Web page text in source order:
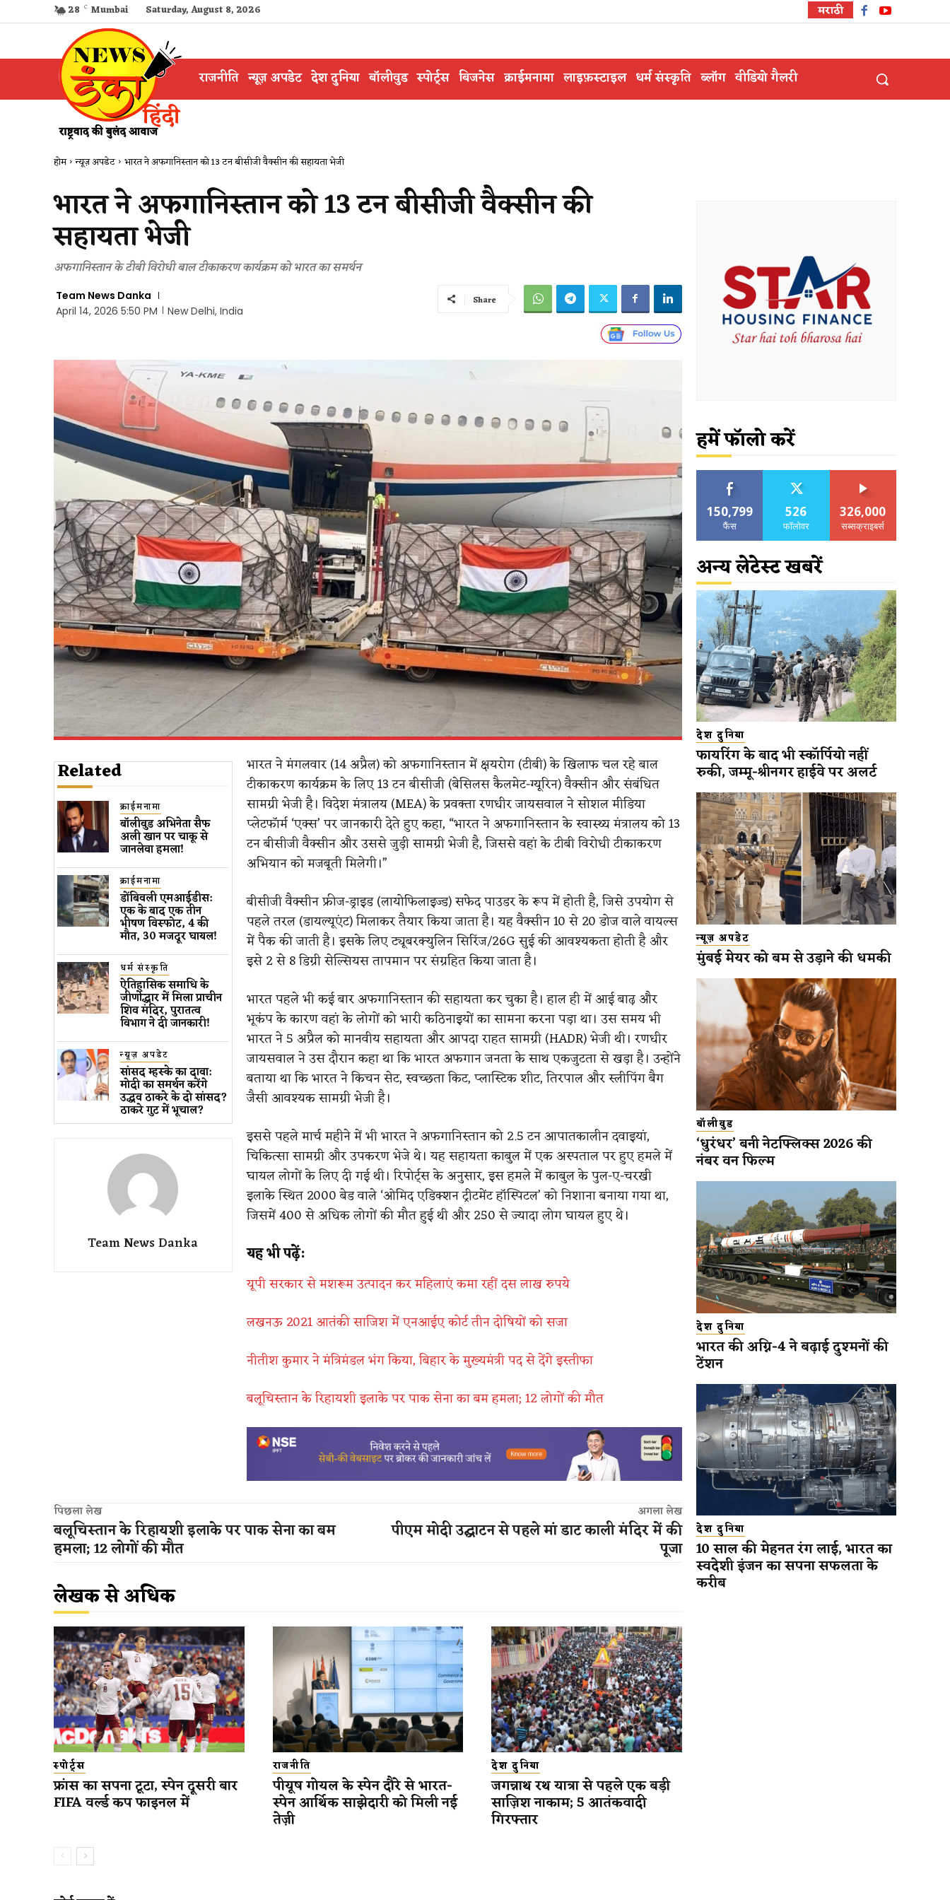
28 C Mumbai Saturday, August 8, 2026 मराठी
राजनीति न्यूज़ अपडेट देश दुनिया बॉलीवुड स्पोर्ट्स बिजनेस क्राईमनामा लाइफ़स्टाइल धर्म संस्कृति ब्लॉग वीडियो गैलरी
होम न्यूज़ अपडेट भारत ने अफगानिस्तान को 13 टन बीसीजी वैक्सीन की सहायता भेजी
भारत ने अफगानिस्तान को 13 टन बीसीजी वैक्सीन की
सहायता भेजी
अफगानिस्तान के टीबी विरोधी बाल टीकाकरण कार्यक्रम को भारत का समर्थन
Team News Danka
April 14, 2026 5:50 PM
New Delhi, India
Share
Related
क्राईमनामा
बॉलीवुड​ अभिनेता सैफ
अली खान पर चाकू से ​
जानलेवा हमला​!
क्राईमनामा
डोंबिवली एमआईडीस:
एक के बाद एक तीन
भीषण विस्फोट, 4 की
मौत, 30 मजदूर घायल!
धर्म संस्कृति
ऐतिहासिक समाधि के
जीर्णोद्धार में मिला प्राचीन
शिव मंदिर, पुरातत्व
विभाग ने दी जानकारी!
न्यूज़ अपडेट
सांसद म्हस्के का दावा:
मोदी का समर्थन करेंगे
उद्धव ठाकरे के दो सांसद?
ठाकरे गुट में भूचाल?
Team News Danka
भारत ने मंगलवार (14 अप्रैल) को अफगानिस्तान में क्षयरोग (टीबी) के खिलाफ चल रहे बाल
टीकाकरण कार्यक्रम के लिए 13 टन बीसीजी (बेसिलस कैलमेट-ग्यूरिन) वैक्सीन और संबंधित
सामग्री भेजी है। विदेश मंत्रालय (MEA) के प्रवक्ता रणधीर जायसवाल ने सोशल मीडिया
प्लेटफॉर्म ‘एक्स’ पर जानकारी देते हुए कहा, “भारत ने अफगानिस्तान के स्वास्थ्य मंत्रालय को 13
टन बीसीजी वैक्सीन और उससे जुड़ी सामग्री भेजी है, जिससे वहां के टीबी विरोधी टीकाकरण
अभियान को मजबूती मिलेगी।”
बीसीजी वैक्सीन फ्रीज-ड्राइड (लायोफिलाइज्ड) सफेद पाउडर के रूप में होती है, जिसे उपयोग से
पहले तरल (डायल्यूएंट) मिलाकर तैयार किया जाता है। यह वैक्सीन 10 से 20 डोज वाले वायल्स
में पैक की जाती है। इसके लिए ट्यूबरक्युलिन सिरिंज/26G सुई की आवश्यकता होती है और
इसे 2 से 8 डिग्री सेल्सियस तापमान पर संग्रहित किया जाता है।
भारत पहले भी कई बार अफगानिस्तान की सहायता कर चुका है। हाल ही में आई बाढ़ और
भूकंप के कारण वहां के लोगों को भारी कठिनाइयों का सामना करना पड़ा था। उस समय भी
भारत ने 5 अप्रैल को मानवीय सहायता और आपदा राहत सामग्री (HADR) भेजी थी। रणधीर
जायसवाल ने उस दौरान कहा था कि भारत अफगान जनता के साथ एकजुटता से खड़ा है। उन्होंने
बताया था कि भारत ने किचन सेट, स्वच्छता किट, प्लास्टिक शीट, तिरपाल और स्लीपिंग बैग
जैसी आवश्यक सामग्री भेजी है।
इससे पहले मार्च महीने में भी भारत ने अफगानिस्तान को 2.5 टन आपातकालीन दवाइयां,
चिकित्सा सामग्री और उपकरण भेजे थे। यह सहायता काबुल में एक अस्पताल पर हुए हमले में
घायल लोगों के लिए दी गई थी। रिपोर्ट्स के अनुसार, इस हमले में काबुल के पुल-ए-चरखी
इलाके स्थित 2000 बेड वाले ‘ओमिद एडिक्शन ट्रीटमेंट हॉस्पिटल’ को निशाना बनाया गया था,
जिसमें 400 से अधिक लोगों की मौत हुई थी और 250 से ज्यादा लोग घायल हुए थे।
यह भी पढ़ें:
यूपी सरकार से मशरूम उत्पादन कर महिलाएं कमा रहीं दस लाख रुपये
लखनऊ 2021 आतंकी साजिश में एनआईए कोर्ट तीन दोषियों को सजा
नीतीश कुमार ने मंत्रिमंडल भंग किया, बिहार के मुख्यमंत्री पद से देंगे इस्तीफा
बलूचिस्तान के रिहायशी इलाके पर पाक सेना का बम हमला; 12 लोगों की मौत
पिछला लेख
बलूचिस्तान के रिहायशी इलाके पर पाक सेना का बम
हमला; 12 लोगों की मौत
अगला लेख
पीएम मोदी उद्घाटन से पहले मां डाट काली मंदिर में की
पूजा
लेखक से अधिक
स्पोर्ट्स
फ्रांस का सपना टूटा, स्पेन दूसरी बार
FIFA वर्ल्ड कप फाइनल में
राजनीति
पीयूष गोयल के स्पेन दौरे से भारत-
स्पेन आर्थिक साझेदारी को मिली नई
तेज़ी
देश दुनिया
जगन्नाथ रथ यात्रा से पहले एक बड़ी
साज़िश नाकाम; 5 आतंकवादी
गिरफ्तार
हमें फॉलो करें
150,799
फैंस
526
फॉलोवर
326,000
सब्सक्राइबर्स
अन्य लेटेस्ट खबरें
देश दुनिया
फायरिंग के बाद भी स्कॉर्पियो नहीं
रुकी, जम्मू-श्रीनगर हाईवे पर अलर्ट
न्यूज़ अपडेट
मुंबई मेयर को बम से उड़ाने की धमकी
बॉलीवुड
‘धुरंधर’ बनी नेटफ्लिक्स 2026 की
नंबर वन फिल्म
देश दुनिया
भारत की अग्नि-4 ने बढ़ाई दुश्मनों की
टेंशन
देश दुनिया
10 साल की मेहनत रंग लाई, भारत का
स्वदेशी इंजन का सपना सफलता के
करीब